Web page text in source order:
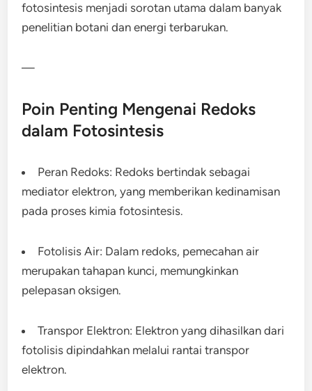
fotosintesis menjadi sorotan utama dalam banyak
penelitian botani dan energi terbarukan.
—
Poin Penting Mengenai Redoks
dalam Fotosintesis
Peran Redoks: Redoks bertindak sebagai
mediator elektron, yang memberikan kedinamisan
pada proses kimia fotosintesis.
Fotolisis Air: Dalam redoks, pemecahan air
merupakan tahapan kunci, memungkinkan
pelepasan oksigen.
Transpor Elektron: Elektron yang dihasilkan dari
fotolisis dipindahkan melalui rantai transpor
elektron.